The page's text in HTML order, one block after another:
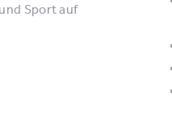
Sport auf